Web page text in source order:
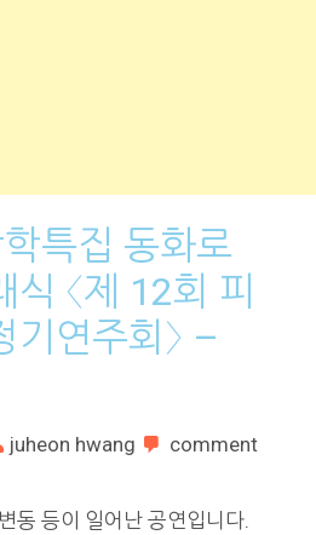
특집 동화로
〈제 12회 피
기연주회〉 –
juheon hwang comment
동 등이 일어난 공연입니다.